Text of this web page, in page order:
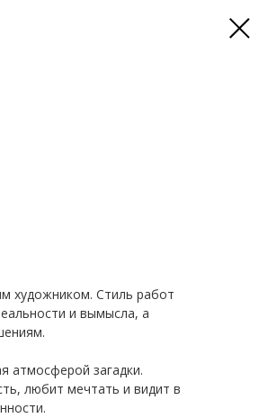
художником. Стиль работ
и вымысла, а
атмосферой загадки.
любит мечтать и видит в